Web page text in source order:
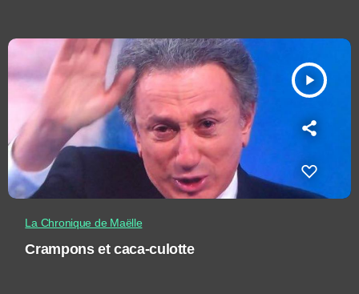
play_arrow
La Chronique de Maëlle
Crampons et caca-culotte